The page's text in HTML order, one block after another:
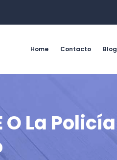
Home Contacto Blog
O La Policía